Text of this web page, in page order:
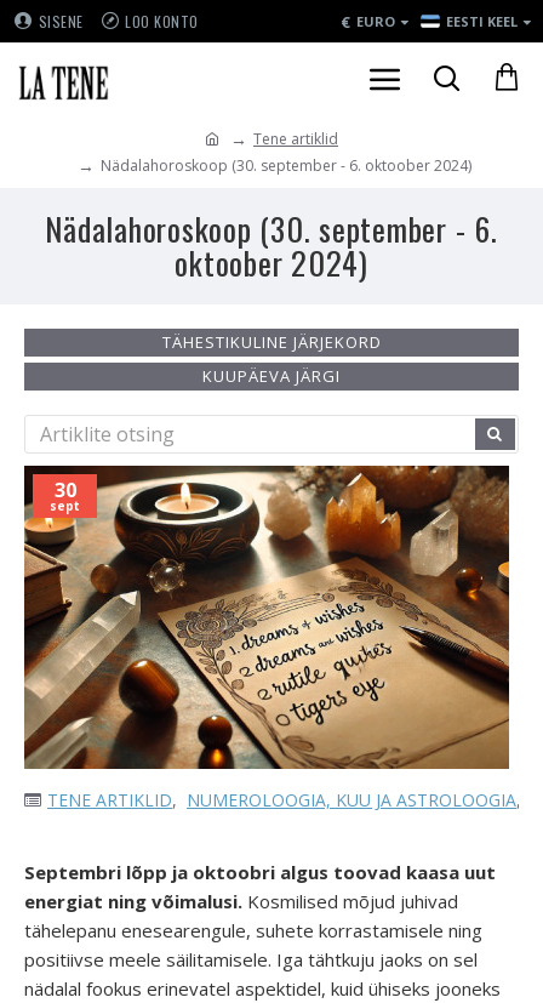
SISENE LOO KONTO € EURO EESTI KEEL
Tene artiklid
Nädalahoroskoop (30. september - 6. oktoober 2024)
Nädalahoroskoop (30. september - 6.
oktoober 2024)
TÄHESTIKULINE JÄRJEKORD
KUUPÄEVA JÄRGI
30
sept
TENE ARTIKLID, NUMEROLOOGIA, KUU JA ASTROLOOGIA,
Septembri lõpp ja oktoobri algus toovad kaasa uut
energiat ning võimalusi. Kosmilised mõjud juhivad
tähelepanu enesearengule, suhete korrastamisele ning
positiivse meele säilitamisele. Iga tähtkuju jaoks on sel
nädalal fookus erinevatel aspektidel, kuid ühiseks jooneks